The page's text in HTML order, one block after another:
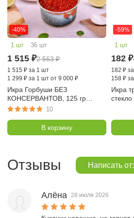
-40%
1 шт 36 шт
1 515 ₽2 563₽
1 515 ₽ за 1 шт
1 299 ₽ за 1 шт от 9 000 ₽
Икра Горбуши БЕЗ
КОНСЕРВАНТОВ, 125 гр
(замороженная, малосол,
10
В корзину
-59%
1 шт
182 ₽
182 ₽
158 ₽
Икра
Отзывы Написать
Алёна 28 июля 2026